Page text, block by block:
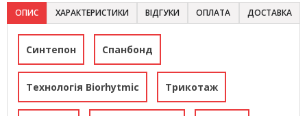
ОПИС ХАРАКТЕРИСТИКИ ВІДГУКИ ОПЛАТА ДОСТАВКА
Синтепон Спанбонд
Технологія Biorhytmic Трикотаж